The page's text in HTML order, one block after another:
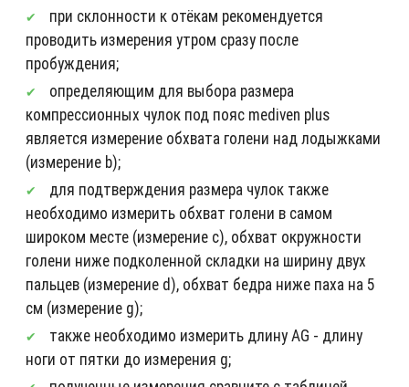
при склонности к отёкам рекомендуется
проводить измерения утром сразу после
пробуждения;
определяющим для выбора размера
компрессионных чулок под пояс mediven plus
является измерение обхвата голени над лодыжками
(измерение b);
для подтверждения размера чулок также
необходимо измерить обхват голени в самом
широком месте (измерение c), обхват окружности
голени ниже подколенной складки на ширину двух
пальцев (измерение d), обхват бедра ниже паха на 5
см (измерение g);
также необходимо измерить длину AG - длину
ноги от пятки до измерения g;